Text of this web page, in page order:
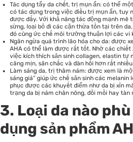
Tác dụng tẩy da chết, trị mụn ẩn: có thể
có tác dụng trong việc điều trị mụn ẩn, tuy
được đấy. Với khả năng tác động mạnh mẽ
sừng, loại bỏ đi các cặn thừa tồn tại trên
đó cũng ức chế môi trường thuận lợi các vi
Ngăn ngừa quá trình lão hóa cho da: được
AHA có thể làm được rất tốt. Nhờ các
việc kích thích sản sinh collagen, elastin tự
căng mịn, săn chắc và đàn hồi hơn rất nhiều.
Làm sáng da, trị thâm nám: được xem là
sáng giá” giúp ức chế sản sinh các melanin
phục được các khuyết điểm như da bị xỉn
trạng da bị nám chân nông, đồi mồi hay tàn
3. Loại da nào
dụng sản phẩm